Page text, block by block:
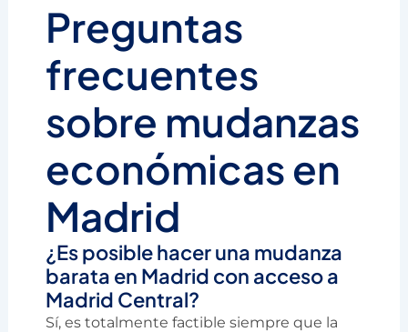
Preguntas
frecuentes
sobre mudanzas
económicas en
Madrid
¿Es posible hacer una mudanza
barata en Madrid con acceso a
Madrid Central?
Sí, es totalmente factible siempre que la